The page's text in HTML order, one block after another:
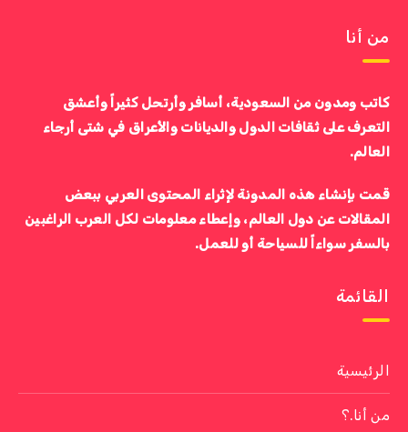
من أنا
كاتب ومدون من السعودية، أسافر وأرتحل كثيراً وأعشق
التعرف على ثقافات الدول والديانات والأعراق في شتى أرجاء
العالم.
قمت بإنشاء هذه المدونة لإثراء المحتوى العربي ببعض
المقالات عن دول العالم، وإعطاء معلومات لكل العرب الراغبين
بالسفر سواءاً للسياحة أو للعمل.
القائمة
الرئيسية
من أنا.؟